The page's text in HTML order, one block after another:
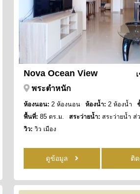
Nova Ocean View
พระตำหนัก
ห้องนอน: 2 ห้องนอน ห้องน้ำ: 2 ห้องน้ำ
พื้นที่: 85 ตร.ม. สระว่ายน้ำ: สระว่ายน้ำ ส่
วิว: วิว เมือง
ดูข้อมูล ติ